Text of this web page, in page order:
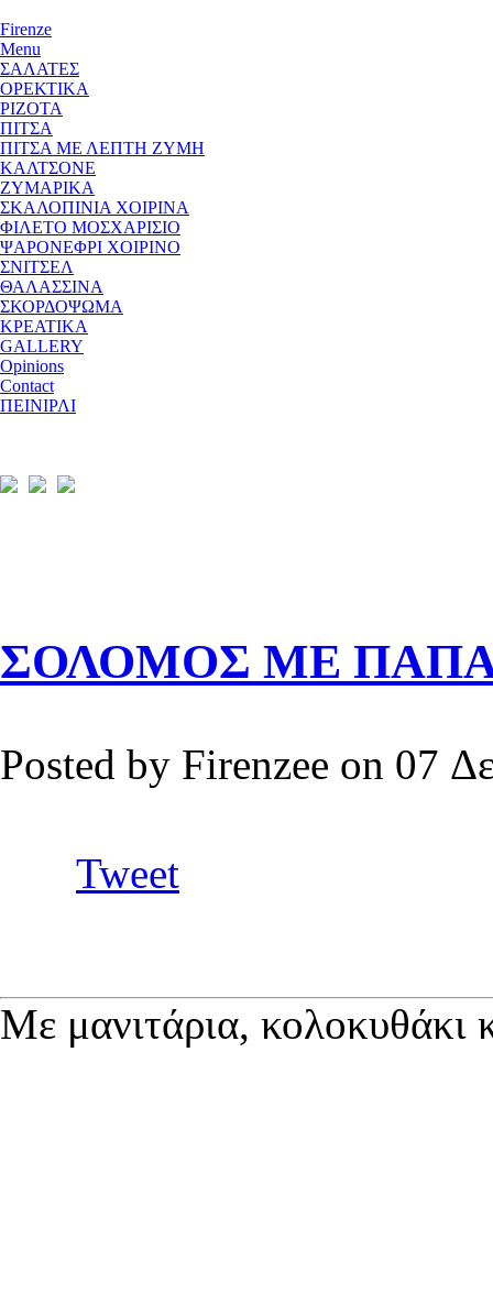
Firenze
Menu
ΣΑΛΑΤΕΣ
ΟΡΕΚΤΙΚΑ
ΡΙΖΟΤΑ
ΠΙΤΣΑ
ΠΙΤΣΑ ΜΕ ΛΕΠΤΗ ΖΥΜΗ
ΚΑΛΤΣΟΝΕ
ΖΥΜΑΡΙΚΑ
ΣΚΑΛΟΠΙΝΙΑ ΧΟΙΡΙΝΑ
ΦΙΛΕΤΟ ΜΟΣΧΑΡΙΣΙΟ
ΨΑΡΟΝΕΦΡΙ ΧΟΙΡΙΝΟ
ΣΝΙΤΣΕΛ
ΘΑΛΑΣΣΙΝΑ
ΣΚΟΡΔΟΨΩΜΑ
ΚΡΕΑΤΙΚΑ
GALLERY
Opinions
Contact
ΠΕΙΝΙΡΛΙ
ΣΟΛΟΜΟΣ ΜΕ
Posted by Firenzee on 07
Tweet
Με μανιτάρια, κολοκυθάκι